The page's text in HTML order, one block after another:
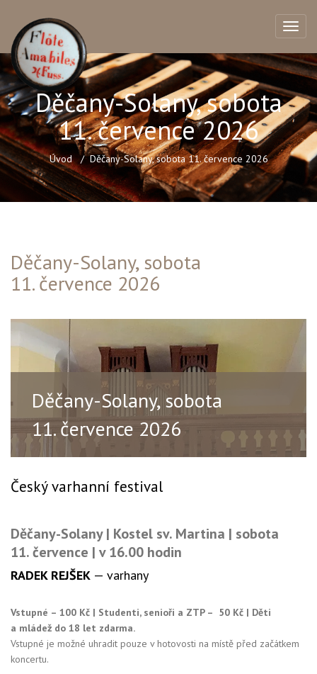
Děčany-Solany, sobota
11. července 2026
Úvod Děčany-Solany, sobota 11. července 2026
Děčany-Solany, sobota
11. července 2026
Děčany-Solany, sobota
11. července 2026
Český varhanní festival
Děčany-Solany | Kostel sv. Martina | sobota
11. července | v 16.00 hodin
RADEK REJŠEK — varhany
Vstupné – 100 Kč | Studenti, senioři a ZTP – 50 Kč | Děti
a mládež do 18 let zdarma.
Vstupné je možné uhradit pouze v hotovosti na místě před začátkem
koncertu.